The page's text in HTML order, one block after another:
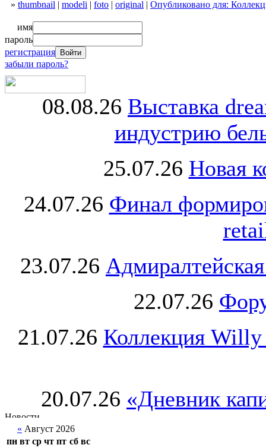
» thumbnail | modeli | foto | original | Опубликовано для:
имя
пароль
регистрация
забыли пароль?
08.08.26 Выставка
индустрию
25.07.26 Новая
24.07.26 Финал
23.07.26
22.07.26
21.07.26 Коллекция Willy
20.07.26 «Дневник
« Август 2026
пн вт ср чт пт сб вс